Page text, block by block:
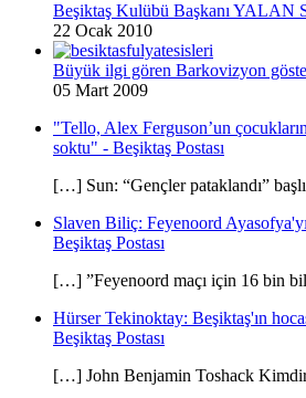
Beşiktaş Kulübü Başkanı YALAN
22 Ocak 2010
Büyük ilgi gören Barkovizyon
05 Mart 2009
"Tello, Alex Ferguson’un
soktu" - Beşiktaş Postası
[…] Sun: “Gençler pataklandı”
Slaven Biliç: Feyenoord
Beşiktaş Postası
[…] ”Feyenoord maçı için 16 bin
Hürser Tekinoktay: Beşiktaş'ın
Beşiktaş Postası
[…] John Benjamin Toshack